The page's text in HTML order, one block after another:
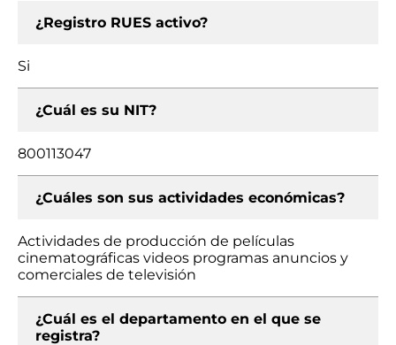
¿Registro RUES activo?
Si
¿Cuál es su NIT?
800113047
¿Cuáles son sus actividades económicas?
Actividades de producción de películas
cinematográficas videos programas anuncios y
comerciales de televisión
¿Cuál es el departamento en el que se
registra?